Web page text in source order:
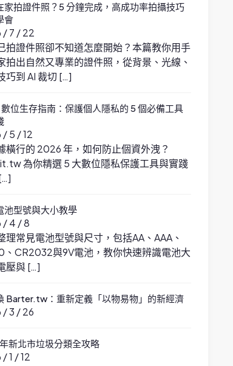
家拍證件照？5 分鐘完成，高成功率拍攝技巧
會
/ 7 / 22
拍證件照卻不知道怎麼開始？本篇教你用手
拍出自然又專業的證件照，從背景、光線、
巧到 AI 裁切 […]
位生存指南：保護個人隱私的 5 個必備工具
5 / 12
橫行的 2026 年，如何防止個資外洩？
為你精選 5 大數位隱私保護工具與實踐
池型號與大小教學
/ 4 / 8
理常見電池型號與尺寸，包括AA、AAA、
、CR2032與9V電池，教你快速辨識電池大
壓與 […]
Barter.tw：重新定義「以物易物」的新經濟
/ 3 / 26
新北市垃圾分類全攻略
1 / 12